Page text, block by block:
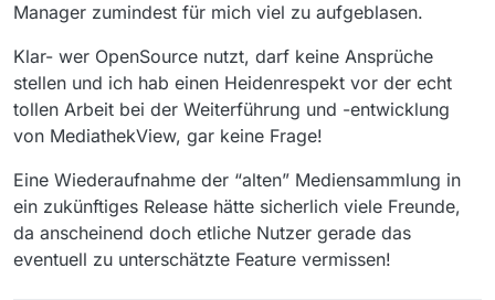
Manager zumindest für mich viel zu aufgeblasen.
Klar- wer OpenSource nutzt, darf keine Ansprüche
stellen und ich hab einen Heidenrespekt vor der echt
tollen Arbeit bei der Weiterführung und -entwicklung
von MediathekView, gar keine Frage!
Eine Wiederaufnahme der “alten” Mediensammlung in
ein zukünftiges Release hätte sicherlich viele Freunde,
da anscheinend doch etliche Nutzer gerade das
eventuell zu unterschätzte Feature vermissen!